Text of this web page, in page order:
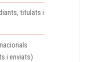
titulats i
i enviats)